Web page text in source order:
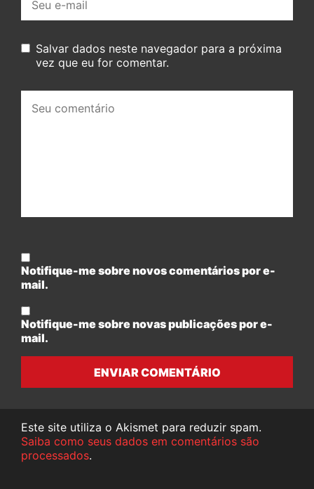
mail:
Salvar dados neste navegador para a próxima
vez que eu for comentar.
comentário:
Notifique-me sobre novos comentários por e-
mail.
Notifique-me sobre novas publicações por e-
mail.
ENVIAR COMENTÁRIO
Este site utiliza o Akismet para reduzir spam.
Saiba como seus dados em comentários são
processados.